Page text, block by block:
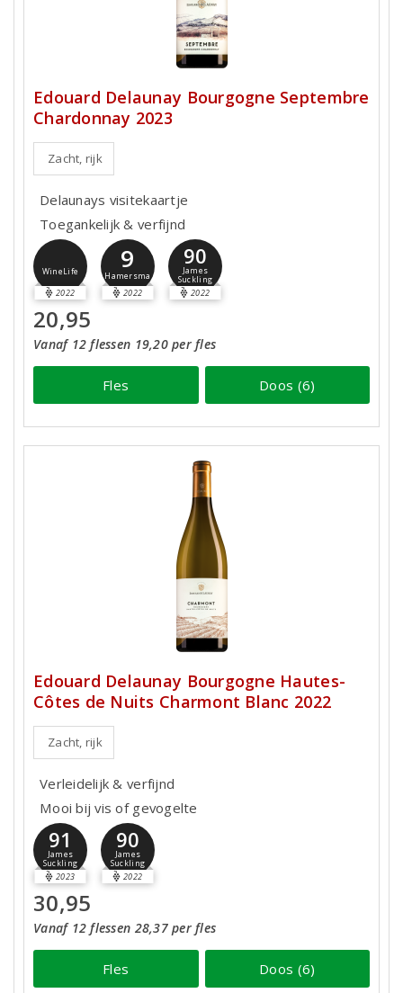
Edouard Delaunay Bourgogne Septembre
Chardonnay 2023
Zacht, rijk
Delaunays visitekaartje
Toegankelijk & verfijnd
WineLife
2022
9
Hamersma
2022
90
James
Suckling
2022
20,95
Vanaf 12 flessen 19,20 per fles
Fles Doos (6)
Edouard Delaunay Bourgogne Hautes-
Côtes de Nuits Charmont Blanc 2022
Zacht, rijk
Verleidelijk & verfijnd
Mooi bij vis of gevogelte
91
James
Suckling
2023
90
James
Suckling
2022
30,95
Vanaf 12 flessen 28,37 per fles
Fles Doos (6)